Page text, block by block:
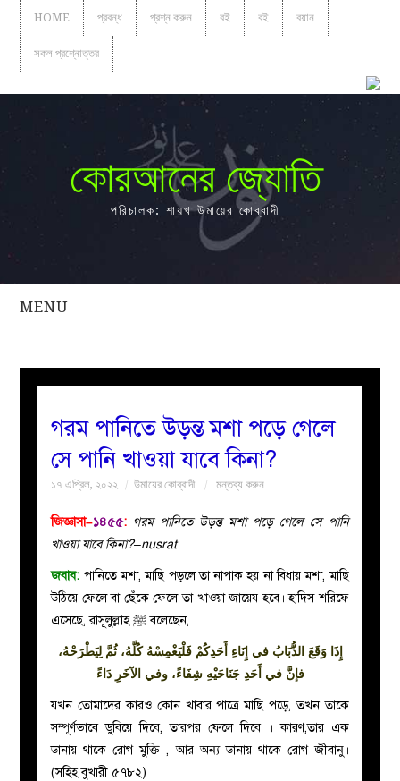
HOME প্রবন্ধ প্রশ্ন করুন বই বই বয়ান
সকল প্রশ্নোত্তর
কোরআনের জ্যোতি
পরিচালক: শায়খ উমায়ের কোব্বাদী
MENU
সকল
বয়ান
নারীদের
ইসলাহী
মজলিস
করুন
গরম পানিতে উড়ন্ত মশা পড়ে গেলে
সে পানি খাওয়া যাবে কিনা?
১৭ এপ্রিল, ২০২২ উমায়ের কোব্বাদী মন্তব্য করুন
জিজ্ঞাসা–১৪৫৫: গরম পানিতে উড়ন্ত মশা পড়ে গেলে সে পানি
খাওয়া যাবে কিনা?–nusrat
জবাব: পানিতে মশা, মাছি পড়লে তা নাপাক হয় না বিধায় মশা, মাছি
উঠিয়ে ফেলে বা ছেঁকে ফেলে তা খাওয়া জায়েয হবে। হাদিস শরিফে
এসেছে, রাসূলুল্লাহ ﷺ বলেছেন,
إِذَا وَقَعَ الذُّبَابُ في إِنَاءِ أَحَدِكُمْ فَلْيَغْمِسْهُ كُلَّهُ، ثُمَّ لِيَطْرَحْهُ،
فإنَّ في أَحَدِ جَنَاحَيْهِ شِفَاءً، وفي الآخَرِ دَاءً
যখন তোমাদের কারও কোন খাবার পাত্রে মাছি পড়ে, তখন তাকে
সম্পূর্ণভাবে ডুবিয়ে দিবে, তারপর ফেলে দিবে । কারণ,তার এক
ডানায় থাকে রোগ মুক্তি , আর অন্য ডানায় থাকে রোগ জীবানু।
(সহিহ বুখারী ৫৭৮২)